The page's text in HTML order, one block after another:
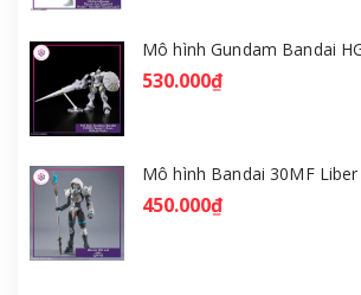
530.000₫
450.000₫